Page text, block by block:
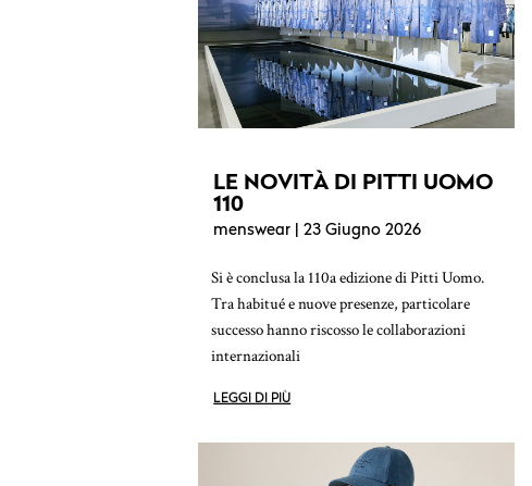
LE NOVITÀ DI PITTI UOMO
110
menswear | 23 Giugno 2026
Si è conclusa la 110a edizione di Pitti Uomo.
Tra habitué e nuove presenze, particolare
successo hanno riscosso le collaborazioni
internazionali
LEGGI DI PIÙ